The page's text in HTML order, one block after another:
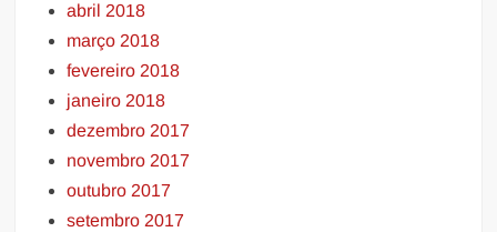
abril 2018
março 2018
fevereiro 2018
janeiro 2018
dezembro 2017
novembro 2017
outubro 2017
setembro 2017